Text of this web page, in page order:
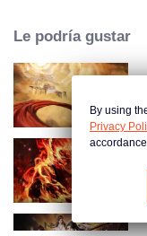
Le podría gustar
By using
Privacy